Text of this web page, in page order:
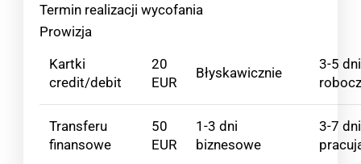
Termin realizacji wycofania
Prowizja
Kartki
credit/debit
20
EUR
Błyskawicznie
3-5 dni
Transferu
finansowe
50
EUR
1-3 dni
biznesowe
3-7 dni